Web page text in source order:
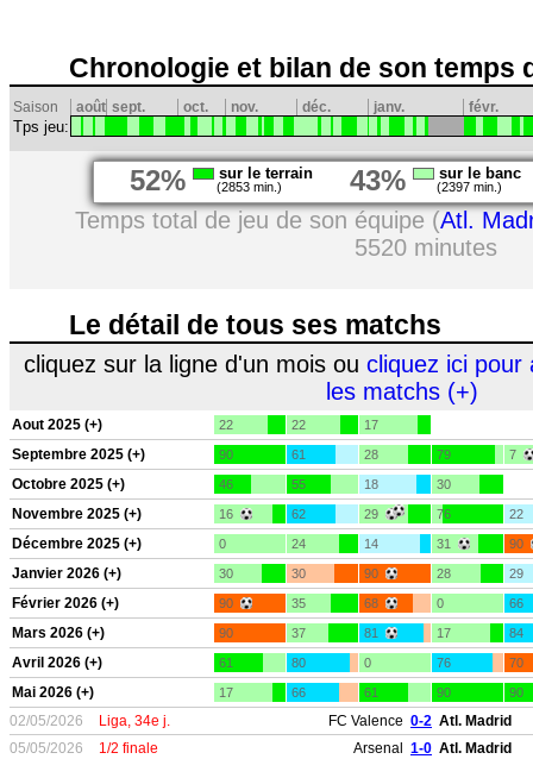
Chronologie et bilan de son temps
Saison août sept. oct. nov. déc. janv. févr.
Tps jeu:
52% sur le terrain
(2853 min.) 43% sur le banc
(2397 min.)
Temps total de jeu de son équipe (Atl.
5520 minutes
Le détail de tous ses matchs
cliquez sur la ligne d'un mois ou cliquez ici pour
les matchs (+)
Aout 2025 (+) 22 22 17
Septembre 2025 (+) 90 61 28 79 7
Octobre 2025 (+) 46 55 18 30
Novembre 2025 (+) 16 62 29 76 22
Décembre 2025 (+) 0 24 14 31 90
Janvier 2026 (+) 30 30 90 28 29
Février 2026 (+) 90 35 68 0 66
Mars 2026 (+) 90 37 81 17 84
Avril 2026 (+) 61 80 0 76 70
Mai 2026 (+) 17 66 61 90 90
02/05/2026 Liga, 34e j. FC Valence 0-2 Atl. Madrid
05/05/2026
1/2 finale Arsenal 1-0 Atl. Madrid